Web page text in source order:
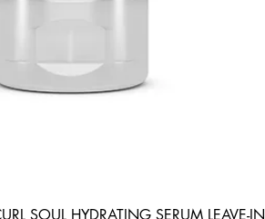
Quick View
SOUL HYDRATING SERUM LEAVE-IN